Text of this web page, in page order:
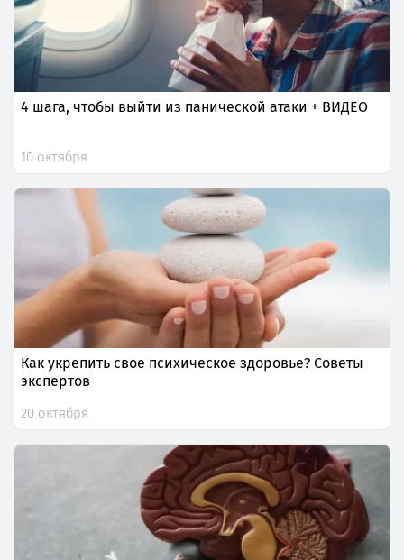
4 шага, чтобы выйти из панической атаки + ВИДЕО
10 октября
Как укрепить свое психическое здоровье? Советы
экспертов
20 октября